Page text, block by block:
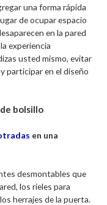
una forma rápida
de ocupar espacio
en la pared
experiencia
usted mismo, evitar
participar en el diseño
bolsillo
en una
desmontables que
los rieles para
herrajes de la puerta.